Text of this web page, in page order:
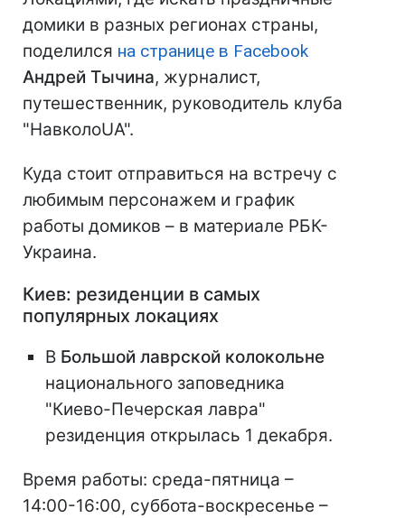
домики в разных регионах страны,
поделился на странице в Facebook
Андрей Тычина, журналист,
путешественник, руководитель клуба
"НавколоUA".
Куда стоит отправиться на встречу с
любимым персонажем и график
работы домиков – в материале РБК-
Украина.
Киев: резиденции в самых
популярных локациях
В Большой лаврской колокольне
национального заповедника
"Киево-Печерская лавра"
резиденция открылась 1 декабря.
Время работы: среда-пятница –
14:00-16:00, суббота-воскресенье –